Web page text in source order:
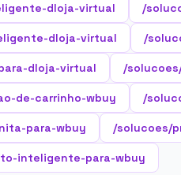
dloja-virtual /
dloja-virtual /
dloja-virtual /
de-carrinho-wbuy /
para-wbuy /solucoes/
inteligente-para-wbuy